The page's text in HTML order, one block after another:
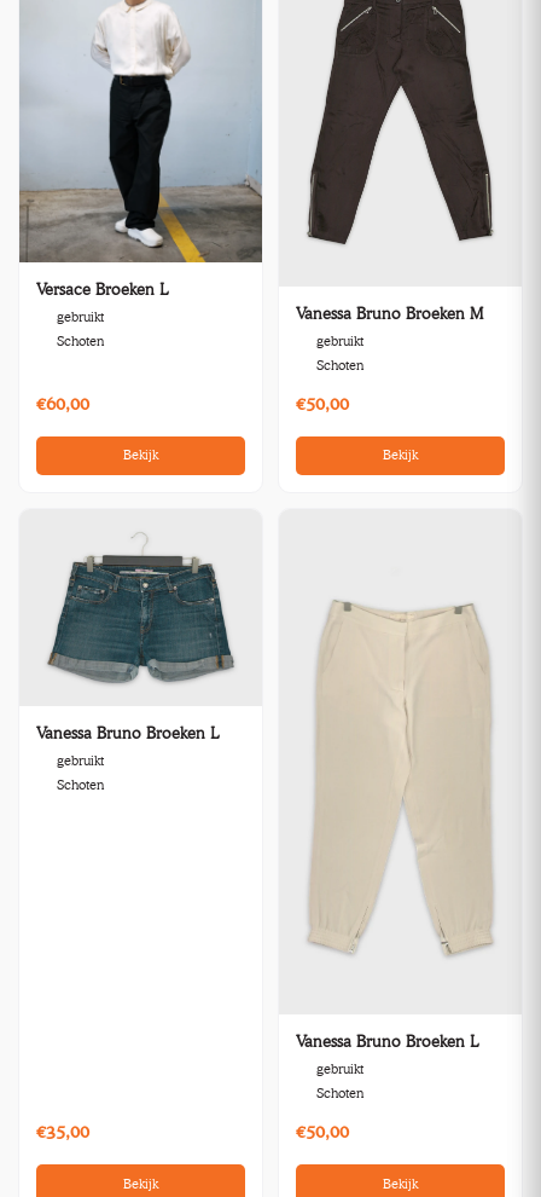
Versace Broeken L
gebruikt
Schoten
€60,00
Bekijk
Vanessa Bruno Broeken M
gebruikt
Schoten
€50,00
Bekijk
Vanessa Bruno Broeken L
gebruikt
Schoten
€35,00
Bekijk
Vanessa Bruno Broeken L
gebruikt
Schoten
€50,00
Bekijk